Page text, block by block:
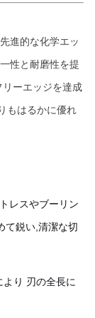
進的な化学エッ
性と耐磨性を提
ーエッジを達成
もはるかに優れ
レスやブーリン
て鋭い,清潔な切
り 刃の全長に